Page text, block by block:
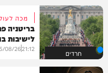
חרדים
מכה
בריטניה
לישיבות
21:12
08/26